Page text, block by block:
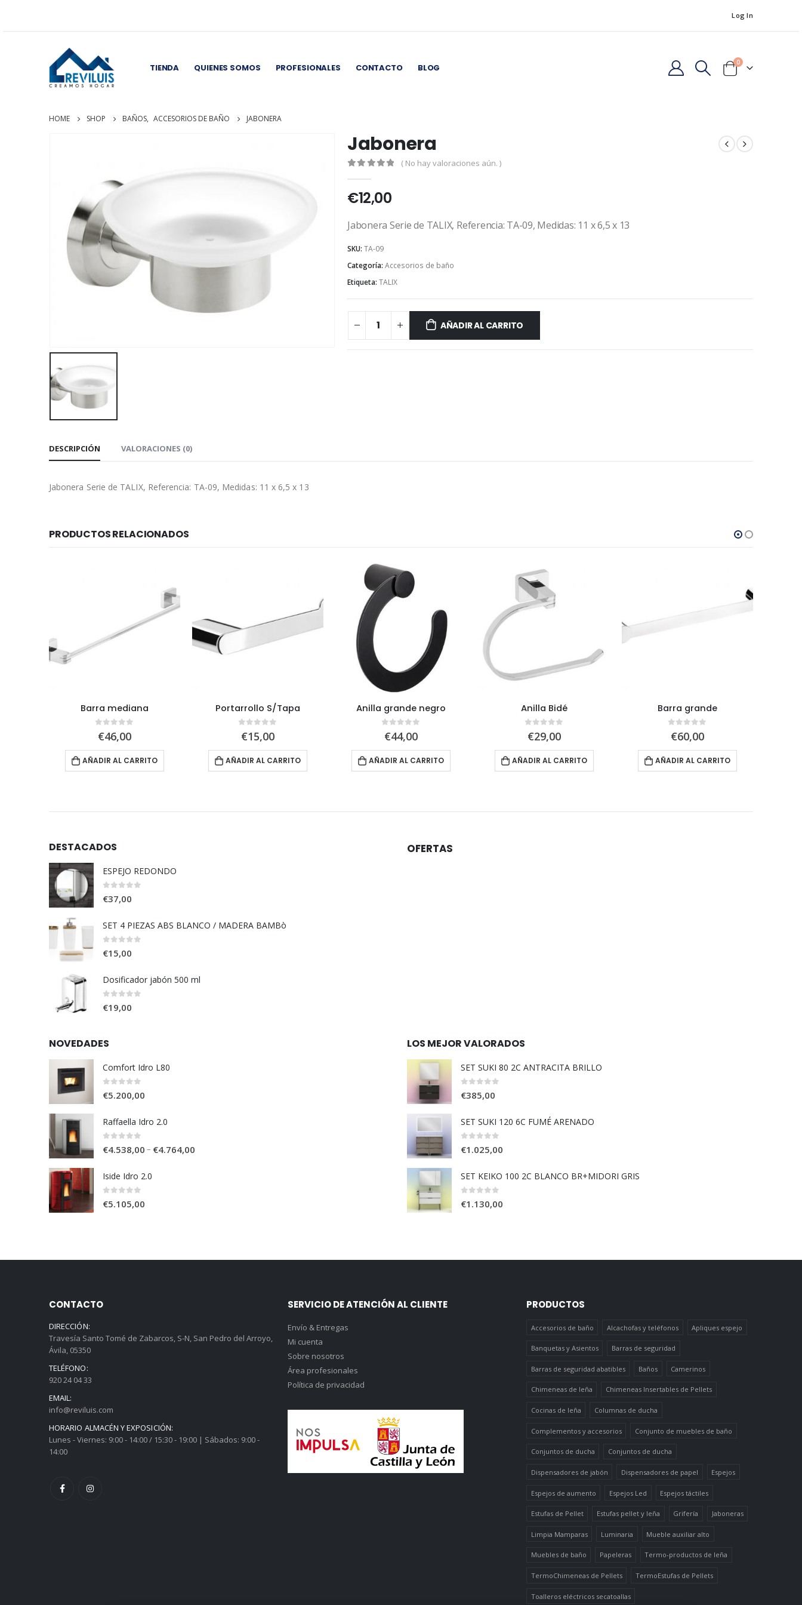
Log In
TIENDA QUIENES SOMOS PROFESIONALES CONTACTO BLOG 0
HOME SHOP BAÑOS, ACCESORIOS DE BAÑO JABONERA
Jabonera
( No hay valoraciones aún. )
€12,00
Jabonera Serie de TALIX, Referencia: TA-09, Medidas: 11 x 6,5 x 13
SKU: TA-09
Categoría: Accesorios de baño
Etiqueta: TALIX
AÑADIR AL CARRITO
DESCRIPCIÓN VALORACIONES (0)
Jabonera Serie de TALIX, Referencia: TA-09, Medidas: 11 x 6,5 x 13
PRODUCTOS RELACIONADOS
Barra mediana
0out of 5
€46,00
AÑADIR AL CARRITO
Portarrollo S/Tapa
0out of 5
€15,00
AÑADIR AL CARRITO
Anilla grande negro
0out of 5
€44,00
AÑADIR AL CARRITO
Anilla Bidé
0out of 5
€29,00
AÑADIR AL CARRITO
Barra grande
0out of 5
€60,00
AÑADIR AL CARRITO
DESTACADOS
ESPEJO REDONDO
€37,00
SET 4 PIEZAS ABS BLANCO / MADERA BAMBò
€15,00
Dosificador jabón 500 ml
€19,00
OFERTAS
NOVEDADES
Comfort Idro L80
€5.200,00
Raffaella Idro 2.0
€4.538,00 – €4.764,00
Iside Idro 2.0
€5.105,00
LOS MEJOR VALORADOS
SET SUKI 80 2C ANTRACITA BRILLO
€385,00
SET SUKI 120 6C FUMÉ ARENADO
€1.025,00
SET KEIKO 100 2C BLANCO BR+MIDORI GRIS
€1.130,00
CONTACTO
DIRECCIÓN:
Travesía Santo Tomé de Zabarcos, S-N, San Pedro del Arroyo,
Ávila, 05350
TELÉFONO:
920 24 04 33
EMAIL:
info@reviluis.com
HORARIO ALMACÉN Y EXPOSICIÓN:
Lunes - Viernes: 9:00 - 14:00 / 15:30 - 19:00 | Sábados: 9:00 -
14:00
SERVICIO DE ATENCIÓN AL CLIENTE
Envío & Entregas
Mi cuenta
Sobre nosotros
Área profesionales
Política de privacidad
PRODUCTOS
Accesorios de baño Alcachofas y teléfonos Apliques espejo
Banquetas y Asientos Barras de seguridad
Barras de seguridad abatibles Baños Camerinos
Chimeneas de leña Chimeneas Insertables de Pellets
Cocinas de leña Columnas de ducha
Complementos y accesorios Conjunto de muebles de baño
Conjuntos de ducha Conjuntos de ducha
Dispensadores de jabón Dispensadores de papel Espejos
Espejos de aumento Espejos Led Espejos táctiles
Estufas de Pellet Estufas pellet y leña Grifería Jaboneras
Limpia Mamparas Luminaria Mueble auxiliar alto
Muebles de baño Papeleras Termo-productos de leña
TermoChimeneas de Pellets TermoEstufas de Pellets
Toalleros eléctricos secatoallas